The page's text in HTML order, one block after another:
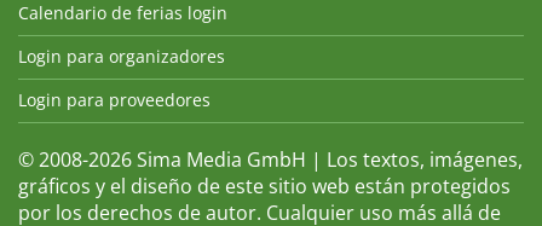
Calendario de ferias login
Login para organizadores
Login para proveedores
© 2008-2026 Sima Media GmbH | Los textos, imágenes,
gráficos y el diseño de este sitio web están protegidos
por los derechos de autor. Cualquier uso más allá de